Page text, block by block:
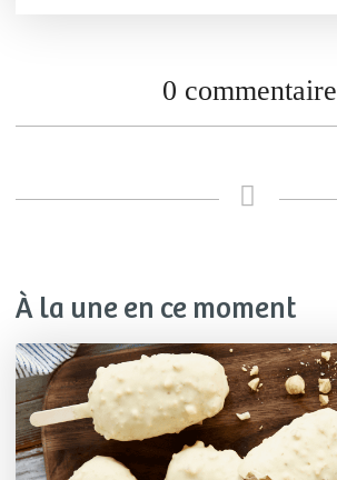
0 commentaire
À la une en ce moment